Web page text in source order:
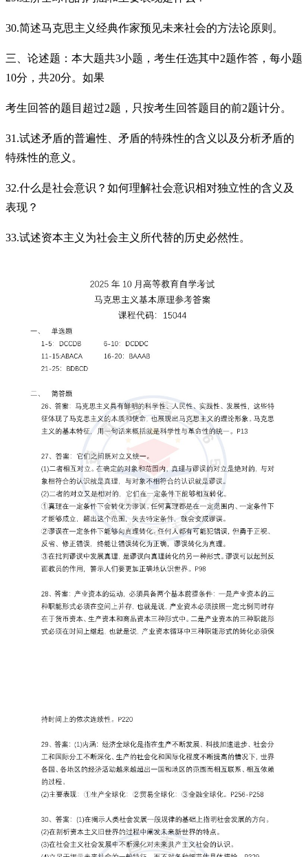
30.简述马克思主义经典作家预见未来社会的方法论原则。
三、论述题：本大题共3小题，考生任选其中2题作答，每小题
10分，共20分。如果
考生回答的题目超过2题，只按考生回答题目的前2题计分。
31.试述矛盾的普遍性、矛盾的特殊性的含义以及分析矛盾的
特殊性的意义。
32.什么是社会意识？如何理解社会意识相对独立性的含义及
表现？
33.试述资本主义为社会主义所代替的历史必然性。